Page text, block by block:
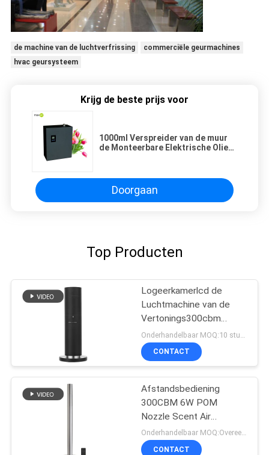
de machine van de luchtverfrissing
commerciële geurmachines
hvac geursysteem
Krijg de beste prijs voor
1000ml Verspreider van de muur
de Monteerbare Elektrische Olie
Doorgaan
Top Producten
Logeerkamerlcd de
Luchtmachine van de
Vertonings300cbm
120ml Geur
CONTACT
Afstandsbediening
300CBM 6W POM
Nozzle Scent Air
Machine
Onderhandelbaar MOQ:Overeen te komen
CONTACT